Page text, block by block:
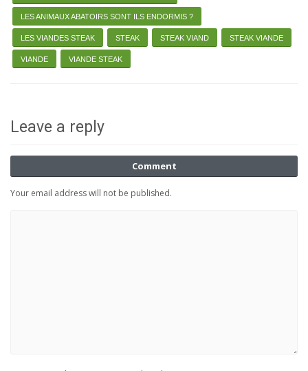
LES ANIMAUX ABATOIRS SONT ILS ENDORMIS ?
LES VIANDES STEAK STEAK STEAK VIAND STEAK VIANDE
VIANDE VIANDE STEAK
Leave a reply
Comment
Your email address will not be published.